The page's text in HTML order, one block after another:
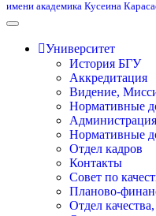
имени академика Кусеина
Университет
История БГУ
Аккредитация
Видение,
Нормативные
Администрация
Нормативные
Отдел кадров
Контакты
Совет по
Планово-
Отдел